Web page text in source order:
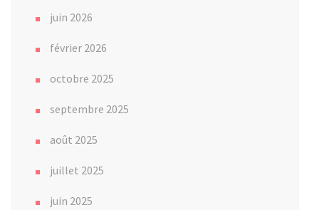
juin 2026
février 2026
octobre 2025
septembre 2025
août 2025
juillet 2025
juin 2025